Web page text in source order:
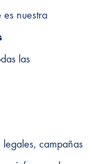
es nuestra
las
campañas